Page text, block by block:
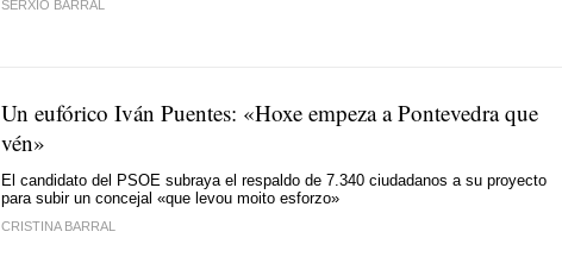
SERXIO BARRAL
Un eufórico Iván Puentes: «Hoxe empeza a Pontevedra que
vén»
El candidato del PSOE subraya el respaldo de 7.340 ciudadanos a su proyecto
para subir un concejal «que levou moito esforzo»
CRISTINA BARRAL